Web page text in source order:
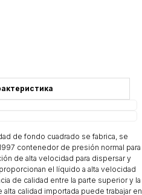
de fondo cuadrado se fabrica, se
contenedor de presión normal para
de alta velocidad para dispersar y
el líquido a alta velocidad
de calidad entre la parte superior y la
calidad importada puede trabajar en